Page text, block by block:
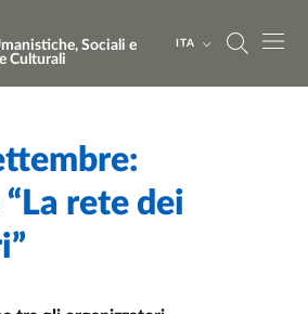
Sociali e
Culturali
ITA
rete dei